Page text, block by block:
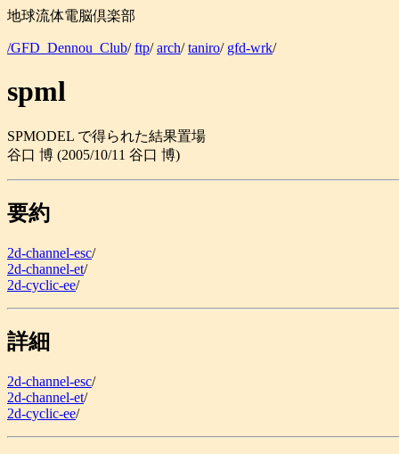
地球流体電脳倶楽部
/GFD_Dennou_Club/ftp/arch/taniro/ gfd-wrk/
spml
SPMODEL で得られた結果置場
谷口 博 (2005/10/11 谷口 博)
要約
2d-channel-esc/
2d-channel-et/
2d-cyclic-ee/
詳細
2d-channel-esc/
2d-channel-et/
2d-cyclic-ee/